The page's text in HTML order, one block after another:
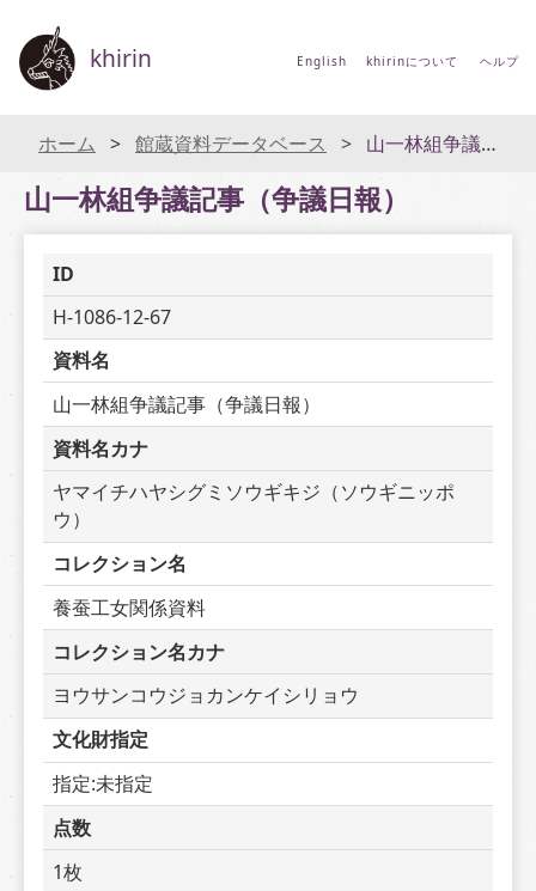
khirin English khirinについて ヘルプ
ホーム 館蔵資料データベース 山一林組争議記事（争議日報）
山一林組争議記事（争議日報）
ID
H-1086-12-67
資料名
山一林組争議記事（争議日報）
資料名カナ
ヤマイチハヤシグミソウギキジ（ソウギニッポ
ウ）
コレクション名
養蚕工女関係資料
コレクション名カナ
ヨウサンコウジョカンケイシリョウ
文化財指定
指定:未指定
点数
1枚